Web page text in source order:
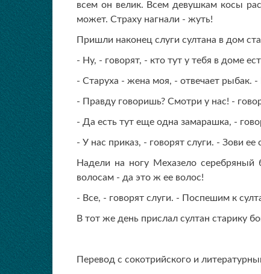
всем он велик. Всем девушкам косы
может. Страху нагнали - жуть!
Пришли наконец слуги султана в дом
- Ну, - говорят, - кто тут у тебя в доме
- Старуха - жена моя, - отвечает рыбак.
- Правду говоришь? Смотри у нас! -
- Да есть тут еще одна замарашка, -
- У нас приказ, - говорят слуги. - Зови ее
Надели на ногу Мехазело
волосам - да это ж ее волос!
- Все, - говорят слуги. - Поспешим к
В тот же день прислал султан старику
Перевод с сокотрийского и